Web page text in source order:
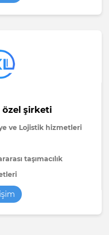
özel şirketi
ve Lojistik hizmetleri
taşımacılık